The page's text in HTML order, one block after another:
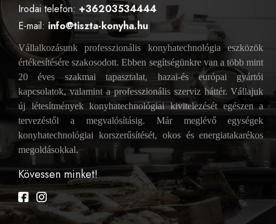
Irodai telefon: +36203534444
E-mail: info@tiszta-konyha.hu
Vállalkozásunk professzionális konyhatechnológia eszközök
értékesítésére szakosodott. Ebben segítségünkre van a több mint
20 éves szakmai tapasztalat, hazai-és európai gyártói
kapcsolatok, valamint a professzionális szerviz háttér. Vállajuk
új létesítmények konyhatechnológiai kivitelezését egészen a
tervezéstől a megvalósításig. Már meglévő egységek
konyhatechnológiai korszerűsítését, okos és energiatakarékos
megoldásokkal.
Kövessen minket!
FacebookInstagram